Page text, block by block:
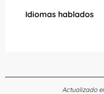
Idiomas hablados
Idiomas hablados
Actualizado